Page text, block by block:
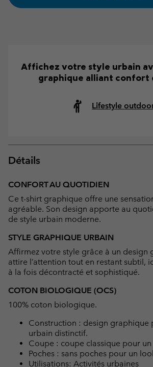
Affichez votre style urbain
graphique alliant confort
Lifestyle
Détails
CONFORT AU QUOTIDIEN
Ce t-shirt graphique offre une
agréable. Son design apporte au
de style urbain moderne.
STYLE GRAPHIQUE URBAIN
Affirmez votre style grâce à un design
attire l’attention tout en restant subtil,
à la fois décontracté et sophistiqué.
COTON BIOLOGIQUE (OCS)
100% coton biologique.
Construction : design graphique
urbain distinctif.
Coupe : coupe classique pour
Poches : sans poches pour un
Utilisations: Activités urbaines